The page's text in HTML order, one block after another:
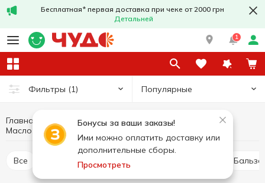
Бесплатная* первая доставка при чеке от 2000 грн
Детальней
1
Фильтры (1) Популярные
Бонусы за ваши заказы!
Ими можно оплатить доставку или
дополнительные сборы.
Просмотреть
Главная Гигиена и уход
Уход за волосами
Масло для волос
Все Шампунь для волос